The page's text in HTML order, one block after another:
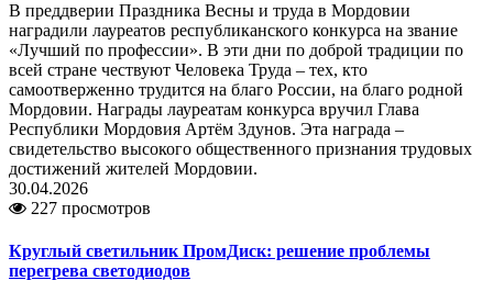
В преддверии Праздника Весны и труда в Мордовии
наградили лауреатов республиканского конкурса на звание
«Лучший по профессии». В эти дни по доброй традиции по
всей стране чествуют Человека Труда – тех, кто
самоотверженно трудится на благо России, на благо родной
Мордовии. Награды лауреатам конкурса вручил Глава
Республики Мордовия Артём Здунов. Эта награда –
свидетельство высокого общественного признания трудовых
достижений жителей Мордовии.
30.04.2026
227 просмотров
Круглый светильник ПромДиск: решение проблемы
перегрева светодиодов